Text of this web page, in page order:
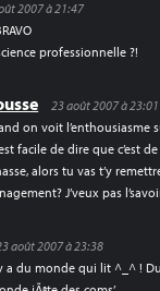
2007 à 21:47
professionnelle ?!
23 août 2007 à 23:01
on voit l’enthousiasme
facile de dire que c’est
alors tu vas t’y
J’veux pas
août 2007 à 23:38
a du monde qui lit ^_^ !